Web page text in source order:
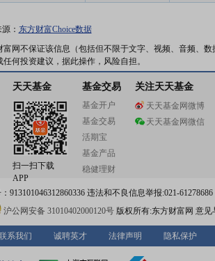
： 东方财富Choice数据
网不保证该信息（包括但不限于文字、视频、音频、
何投资建议，据此操作，风险自担。
天天基金
扫一扫下载
APP
基金交易
基金开户
基金交易
活期宝
基金产品
稳健理财
关注天天基金
天天基金网微博
天天基金网微信
违法和不良信息举报:021-61278686
沪公网安备 31010402000120号版权所有:东方财富网 意见
系我们 诚聘英才 法律声明 隐私保护